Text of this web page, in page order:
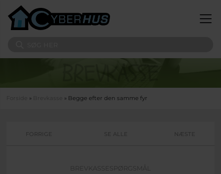
Du er her
» Brevkasse » Begge efter den samme fyr
FORRIGE SE ALLE NÆSTE
BREVKASSESPØRGSMÅL